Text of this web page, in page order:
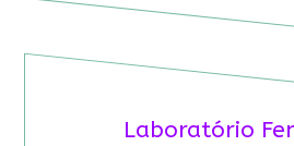
Laboratório